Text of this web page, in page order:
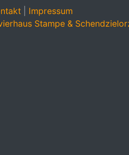
| Impressum
Stampe &